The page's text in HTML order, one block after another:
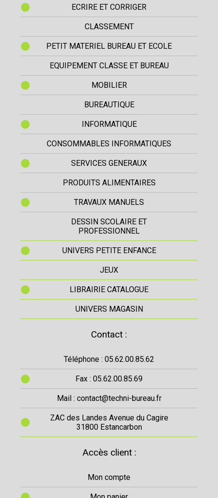
ECRIRE ET CORRIGER
CLASSEMENT
PETIT MATERIEL BUREAU ET ECOLE
EQUIPEMENT CLASSE ET BUREAU
MOBILIER
BUREAUTIQUE
INFORMATIQUE
CONSOMMABLES INFORMATIQUES
SERVICES GENERAUX
PRODUITS ALIMENTAIRES
TRAVAUX MANUELS
DESSIN SCOLAIRE ET
PROFESSIONNEL
UNIVERS PETITE ENFANCE
JEUX
LIBRAIRIE CATALOGUE
UNIVERS MAGASIN
Contact :
Téléphone : 05.62.00.85.62
Fax : 05.62.00.85.69
Mail : contact@techni-bureau.fr
ZAC des Landes Avenue du Cagire
31800 Estancarbon
Accès client :
Mon compte